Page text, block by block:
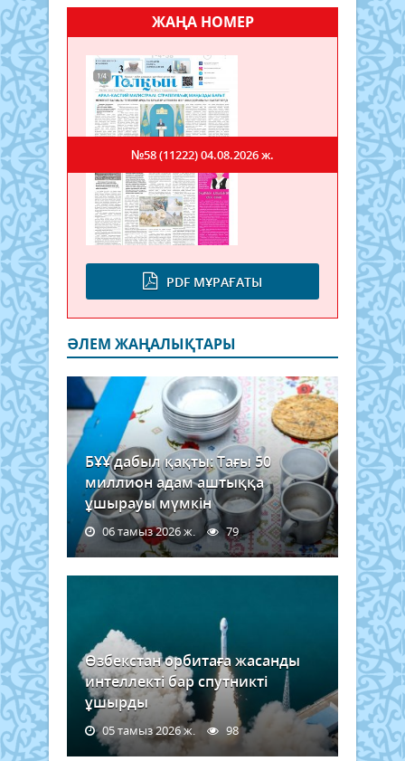
ЖАҢА НОМЕР
PDF МҰРАҒАТЫ
№58 (11222)04.08.2026 ж.
ӘЛЕМ ЖАҢАЛЫҚТАРЫ
БҰҰ дабыл қақты: Тағы 50
миллион адам аштыққа
ұшырауы мүмкін
06 тамыз 2026 ж. 79
Өзбекстан орбитаға жасанды
интеллекті бар спутникті
ұшырды
05 тамыз 2026 ж. 98